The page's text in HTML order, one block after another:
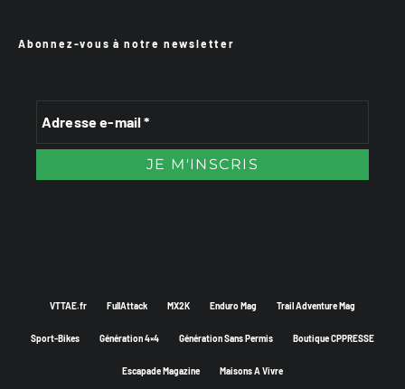
Abonnez-vous à notre newsletter
VTTAE.fr FullAttack MX2K Enduro Mag Trail Adventure Mag
Sport-Bikes Génération 4×4 Génération Sans Permis Boutique CPPRESSE
Escapade Magazine Maisons A Vivre